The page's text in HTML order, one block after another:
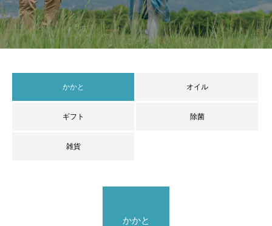
かかと オイル
ギフト 除菌
雑貨
かかと